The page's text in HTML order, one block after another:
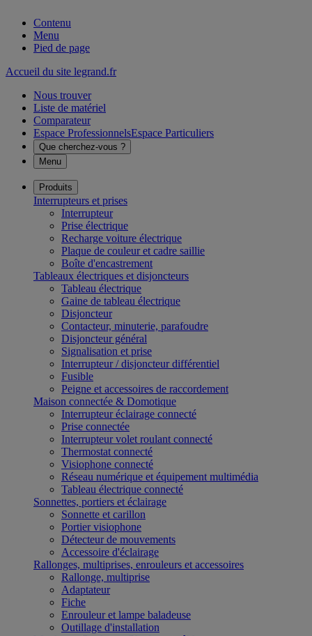
Contenu
Menu
Pied de page
Accueil du site legrand.fr
Nous trouver
Liste de matériel
Comparateur
Espace ProfessionnelsEspace Particuliers
Que cherchez-vous ?
Menu
Produits
Interrupteurs et prises
Interrupteur
Prise électrique
Recharge voiture électrique
Plaque de couleur et cadre saillie
Boîte d'encastrement
Tableaux électriques et disjoncteurs
Tableau électrique
Gaine de tableau électrique
Disjoncteur
Contacteur, minuterie, parafoudre
Disjoncteur général
Signalisation et prise
Interrupteur / disjoncteur différentiel
Fusible
Peigne et accessoires de raccordement
Maison connectée & Domotique
Interrupteur éclairage connecté
Prise connectée
Interrupteur volet roulant connecté
Thermostat connecté
Visiophone connecté
Réseau numérique et équipement multimédia
Tableau électrique connecté
Sonnettes, portiers et éclairage
Sonnette et carillon
Portier visiophone
Détecteur de mouvements
Accessoire d'éclairage
Rallonges, multiprises, enrouleurs et accessoires
Rallonge, multiprise
Adaptateur
Fiche
Enrouleur et lampe baladeuse
Outillage d'installation